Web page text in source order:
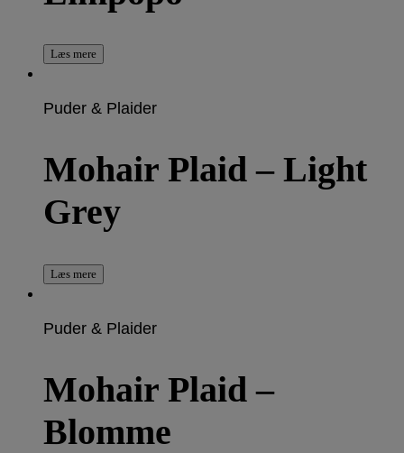
Læs mere
Puder & Plaider
Mohair Plaid – Light
Grey
Læs mere
Puder & Plaider
Mohair Plaid –
Blomme